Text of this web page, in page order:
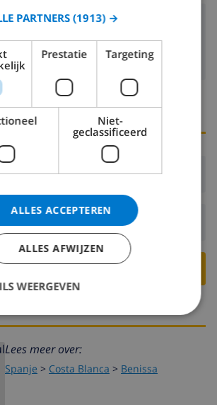
Vanaf 16:00 voor 19:00
Vertrek:Voor: 10:00
BOEK DEZE VILLA ›
Lees meer over:
Spanje > Costa Blanca > Benissa
PARTNERS(1913) →
Prestatie Targeting
Niet-
geclassificeerd
ALLES ACCEPTEREN
ALLES AFWIJZEN
WEERGEVEN